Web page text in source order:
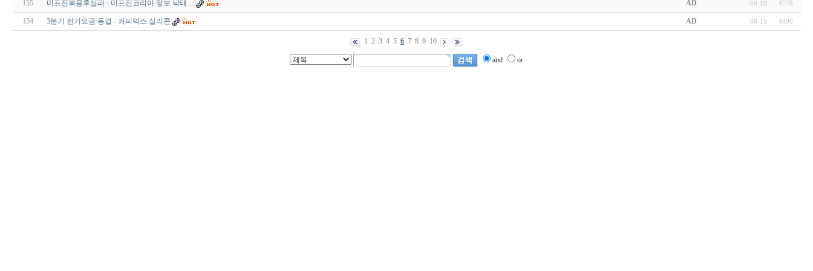
155 미프진복용후실패 - 미프진코리아 정보 낙태… AD 08-19 4778
154 3분기 전기요금 동결 - 커피믹스 실리콘 AD 08-19 4800
1 2 3 4 5 6 7 8 9 10
and or